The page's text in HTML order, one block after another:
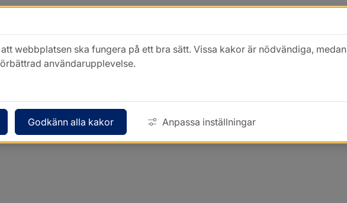
webbplatsen ska fungera på ett bra sätt. Vissa kakor är nödvändiga, medan
användarupplevelse.
Godkänn alla kakor Anpassa inställningar